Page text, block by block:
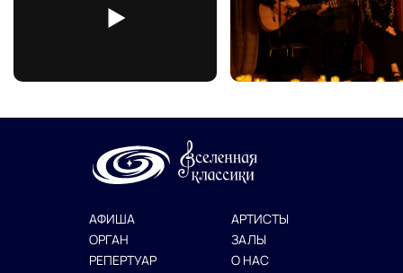
АФИША
ОРГАН
РЕПЕРТУАР
АРТИСТЫ
ЗАЛЫ
О НАС